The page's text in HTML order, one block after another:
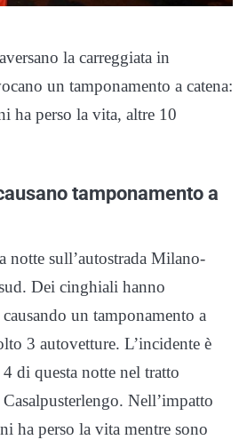
la carreggiata in
un tamponamento a catena:
ha perso la vita, altre 10
tamponamento a
notte sull’autostrada Milano-
Dei cinghiali hanno
un tamponamento a
3 autovetture. L’incidente è
di questa notte nel tratto
Nell’impatto
ha perso la vita mentre sono